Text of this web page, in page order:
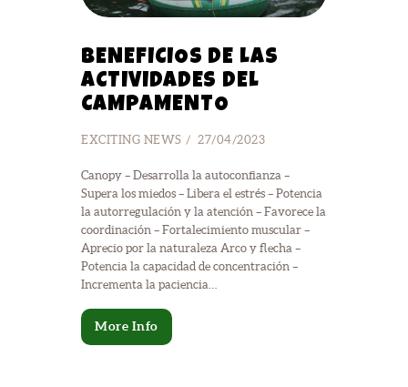
BENEFICIOS DE LAS
ACTIVIDADES DEL
CAMPAMENTO
EXCITING NEWS 27/04/2023
Canopy – Desarrolla la autoconfianza –
Supera los miedos – Libera el estrés – Potencia
la autorregulación y la atención – Favorece la
coordinación – Fortalecimiento muscular –
Aprecio por la naturaleza Arco y flecha –
Potencia la capacidad de concentración –
Incrementa la paciencia…
More Info